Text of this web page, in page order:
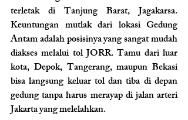
terletak di Tanjung Barat, Jagakarsa.
Keuntungan mutlak dari lokasi Gedung
Antam adalah posisinya yang sangat mudah
diakses melalui tol JORR. Tamu dari luar
kota, Depok, Tangerang, maupun Bekasi
bisa langsung keluar tol dan tiba di depan
gedung tanpa harus merayap di jalan arteri
Jakarta yang melelahkan.